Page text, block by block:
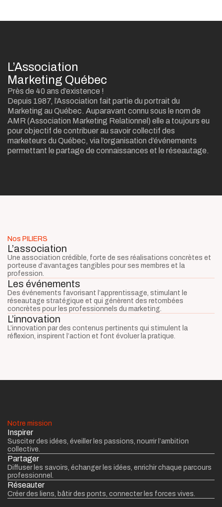
L’Association
Marketing Québec
Près de 40 ans d’existence !
Depuis 1987, l’Association fait partie du portrait du
Marketing au Québec. Auparavant connu sous le nom de
AMR (Association Marketing Relationnel) elle a toujours eu
pour objectif de contribuer au savoir collectif des
marketeurs du Québec, via l’organisation d’événements
permettant le partage de connaissances et le réseautage.
Nos PILIERS
L’association
Une association crédible, forte de ses réalisations concrètes et
porteuse d’avantages tangibles pour ses membres et la
profession.
Les événements
Des événements favorisant l’apprentissage, stimulant le
réseautage stratégique et qui génèrent des retombées
concrètes pour les professionnels du marketing.
L’innovation
L’innovation par des contenus pertinents qui stimulent la
réflexion, inspirent l’action et font évoluer la pratique.
Notre mission
Inspirer
Susciter des idées, éveiller les passions, nourrir l’ambition
collective.
Partager
Diffuser les savoirs, échanger les idées, enrichir chaque parcours
professionnel.
Réseauter
Créer des liens, bâtir des ponts, connecter les forces vives.